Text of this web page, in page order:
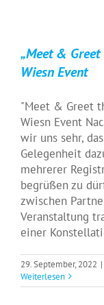
„Meet & Greet
Wiesn Event
"Meet & Greet
Wiesn Event
wir uns sehr,
Gelegenheit
mehrerer
begrüßen zu
zwischen
Veranstaltung
einer
29. September, 2022 |
Weiterlesen